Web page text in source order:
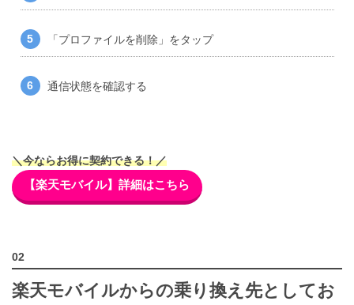
「プロファイルを削除」をタップ
通信状態を確認する
＼今ならお得に契約できる！／
【楽天モバイル】詳細はこちら
楽天モバイルからの乗り換え先としてお